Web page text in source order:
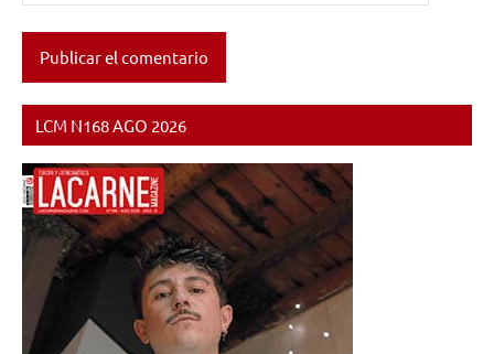
LCM N168 AGO 2026